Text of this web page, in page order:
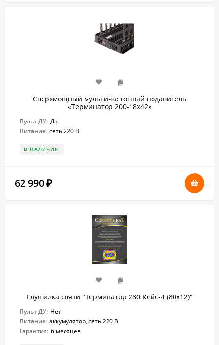
Сверхмощный мультичастотный подавитель
«Терминатор 200-18х42»
Пульт ДУ: Да
Питание: сеть 220 В
В НАЛИЧИИ
62 990 ₽
Глушилка связи "Терминатор 280 Кейс-4 (80х12)"
Пульт ДУ: Нет
Питание: аккумулятор, сеть 220 В
Гарантия: 6 месяцев